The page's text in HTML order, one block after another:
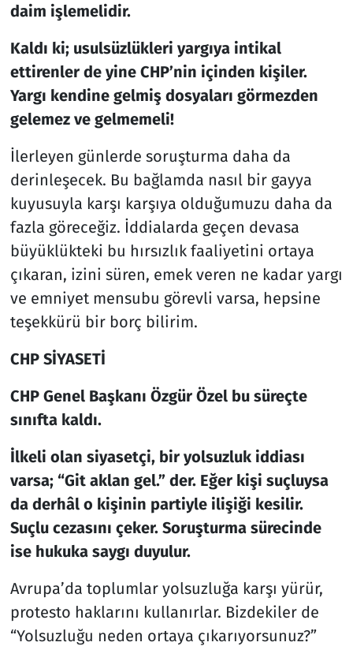
daim işlemelidir.
Kaldı ki; usulsüzlükleri yargıya intikal
ettirenler de yine CHP’nin içinden kişiler.
Yargı kendine gelmiş dosyaları görmezden
gelemez ve gelmemeli!
İlerleyen günlerde soruşturma daha da
derinleşecek. Bu bağlamda nasıl bir gayya
kuyusuyla karşı karşıya olduğumuzu daha da
fazla göreceğiz. İddialarda geçen devasa
büyüklükteki bu hırsızlık faaliyetini ortaya
çıkaran, izini süren, emek veren ne kadar yargı
ve emniyet mensubu görevli varsa, hepsine
teşekkürü bir borç bilirim.
CHP SİYASETİ
CHP Genel Başkanı Özgür Özel bu süreçte
sınıfta kaldı.
İlkeli olan siyasetçi, bir yolsuzluk iddiası
varsa; “Git aklan gel.” der. Eğer kişi suçluysa
da derhâl o kişinin partiyle ilişiği kesilir.
Suçlu cezasını çeker. Soruşturma sürecinde
ise hukuka saygı duyulur.
Avrupa’da toplumlar yolsuzluğa karşı yürür,
protesto haklarını kullanırlar. Bizdekiler de
“Yolsuzluğu neden ortaya çıkarıyorsunuz?”